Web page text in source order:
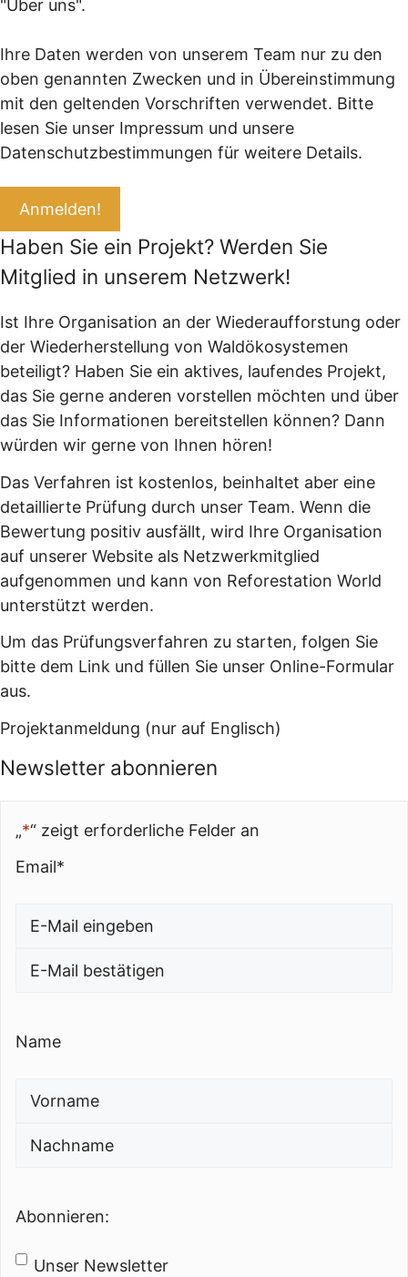
"Über uns".
Ihre Daten werden von unserem Team nur zu den
oben genannten Zwecken und in Übereinstimmung
mit den geltenden Vorschriften verwendet. Bitte
lesen Sie unser Impressum und unsere
Datenschutzbestimmungen für weitere Details.
Haben Sie ein Projekt? Werden Sie
Mitglied in unserem Netzwerk!
Ist Ihre Organisation an der Wiederaufforstung oder
der Wiederherstellung von Waldökosystemen
beteiligt? Haben Sie ein aktives, laufendes Projekt,
das Sie gerne anderen vorstellen möchten und über
das Sie Informationen bereitstellen können? Dann
würden wir gerne von Ihnen hören!
Das Verfahren ist kostenlos, beinhaltet aber eine
detaillierte Prüfung durch unser Team. Wenn die
Bewertung positiv ausfällt, wird Ihre Organisation
auf unserer Website als Netzwerkmitglied
aufgenommen und kann von Reforestation World
unterstützt werden.
Um das Prüfungsverfahren zu starten, folgen Sie
bitte dem Link und füllen Sie unser Online-Formular
aus.
Projektanmeldung (nur auf Englisch)
Newsletter abonnieren
„*“ zeigt erforderliche Felder an
Email*
E-
bestätigen
Name
Vorname
Abonnieren:
Unser Newsletter